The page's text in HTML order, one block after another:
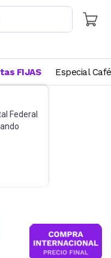
Federal
FIJAS Especial Café